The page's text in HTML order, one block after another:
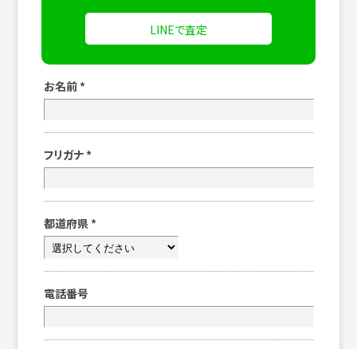
LINEで査定
お名前 *
フリガナ *
都道府県 *
電話番号